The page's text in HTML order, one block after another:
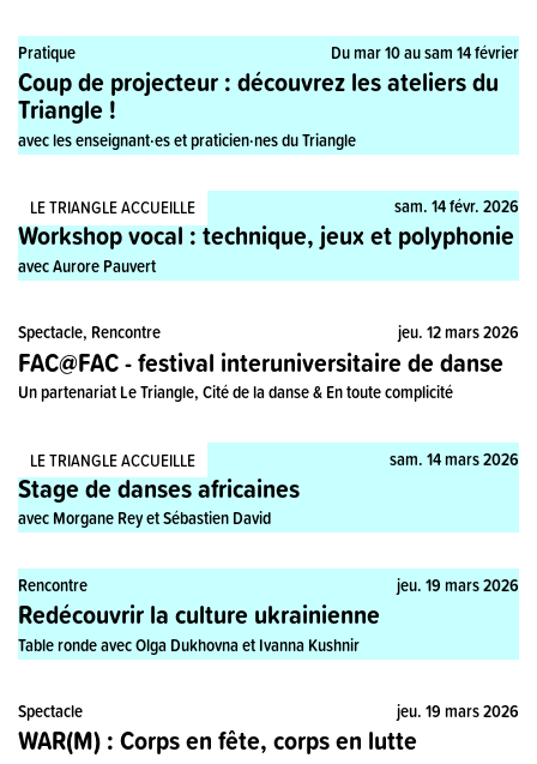
Pratique Du mar 10 au sam 14 février
Coup de projecteur : découvrez les ateliers du
Triangle !
avec les enseignant·es et praticien·nes du Triangle
LE TRIANGLE ACCUEILLE
Stage, Pratique sam. 14 févr. 2026
Workshop vocal : technique, jeux et polyphonie
avec Aurore Pauvert
Spectacle, Rencontre jeu. 12 mars 2026
FAC@FAC - festival interuniversitaire de danse
Un partenariat Le Triangle, Cité de la danse & En toute complicité
LE TRIANGLE ACCUEILLE
Stage, Pratique sam. 14 mars 2026
Stage de danses africaines
avec Morgane Rey et Sébastien David
Rencontre jeu. 19 mars 2026
Redécouvrir la culture ukrainienne
Table ronde avec Olga Dukhovna et Ivanna Kushnir
Spectacle jeu. 19 mars 2026
WAR(M) : Corps en fête, corps en lutte